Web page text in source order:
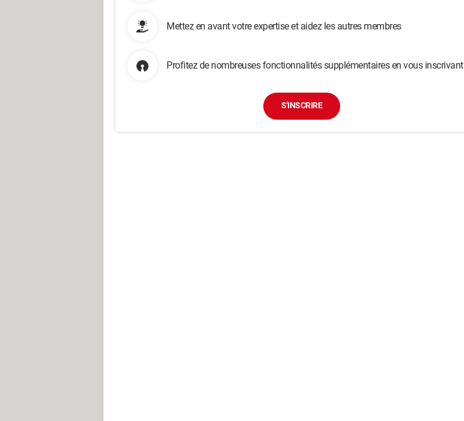
Mettez en avant votre expertise et aidez les autres membres
Profitez de nombreuses fonctionnalités supplémentaires en vous inscrivant
S'INSCRIRE